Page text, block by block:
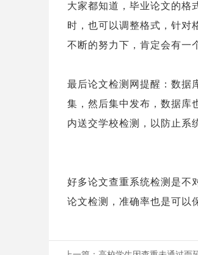
大家都知道，毕业论文的格
时，也可以调整格式，针对
不断的努力下，肯定会有一
最后论文检测网提醒：数据
集，然后集中发布，数据库
内送交学校检测，以防止系
好多论文查重系统检测是不
论文检测，准确率也是可以